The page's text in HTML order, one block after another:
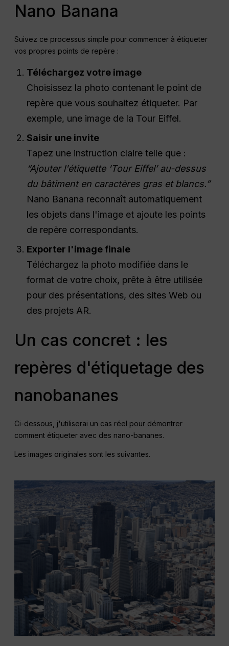
Nano Banana
Suivez ce processus simple pour commencer à étiqueter
vos propres points de repère :
Téléchargez votre image
Choisissez la photo contenant le point de
repère que vous souhaitez étiqueter. Par
exemple, une image de la Tour Eiffel.
Saisir une invite
Tapez une instruction claire telle que :
“Ajouter l'étiquette ‘Tour Eiffel’ au-dessus
du bâtiment en caractères gras et blancs.”
Nano Banana reconnaît automatiquement
les objets dans l'image et ajoute les points
de repère correspondants.
Exporter l'image finale
Téléchargez la photo modifiée dans le
format de votre choix, prête à être utilisée
pour des présentations, des sites Web ou
des projets AR.
Un cas concret : les
repères d'étiquetage des
nanobananes
Ci-dessous, j'utiliserai un cas réel pour démontrer
comment étiqueter avec des nano-bananes.
Les images originales sont les suivantes.